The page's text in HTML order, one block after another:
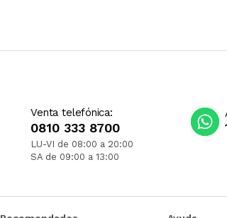
Venta telefónica:
0810 333 8700
LU-VI de 08:00 a 20:00
SA de 09:00 a 13:00